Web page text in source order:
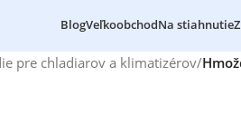
BlogVeľkoobchodNa stiahnutie
pre chladiarov a klimatizérov/